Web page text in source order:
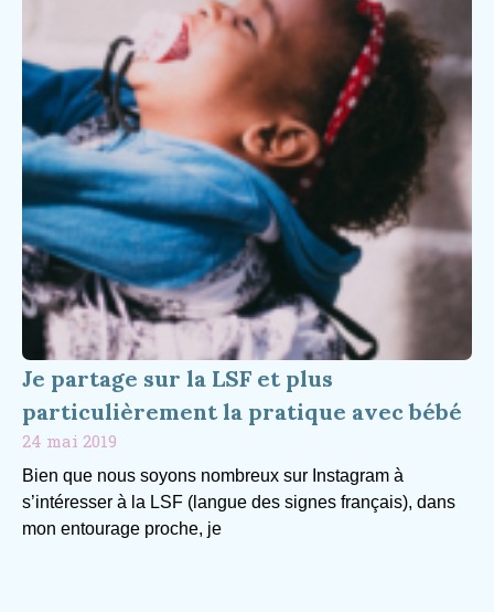
Je partage sur la LSF et plus
particulièrement la pratique avec bébé
24 mai 2019
Bien que nous soyons nombreux sur Instagram à
s’intéresser à la LSF (langue des signes français), dans
mon entourage proche, je